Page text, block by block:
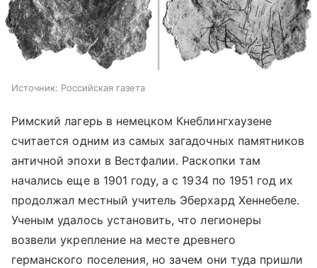
Источник: Российская газета
Римский лагерь в немецком Кнеблингхаузене
считается одним из самых загадочных памятников
античной эпохи в Вестфалии. Раскопки там
начались еще в 1901 году, а с 1934 по 1951 год их
продолжал местный учитель Эберхард Хеннебеле.
Ученым удалось установить, что легионеры
возвели укрепление на месте древнего
германского поселения, но зачем они туда пришли